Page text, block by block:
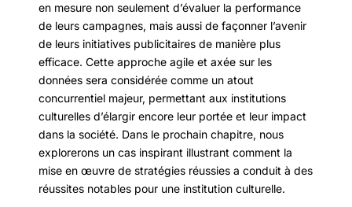
en mesure non seulement d’évaluer la performance
de leurs campagnes, mais aussi de façonner l’avenir
de leurs initiatives publicitaires de manière plus
efficace. Cette approche agile et axée sur les
données sera considérée comme un atout
concurrentiel majeur, permettant aux institutions
culturelles d’élargir encore leur portée et leur impact
dans la société. Dans le prochain chapitre, nous
explorerons un cas inspirant illustrant comment la
mise en œuvre de stratégies réussies a conduit à des
réussites notables pour une institution culturelle.